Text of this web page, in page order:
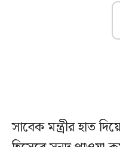
সাবেক মন্ত্রীর হাত